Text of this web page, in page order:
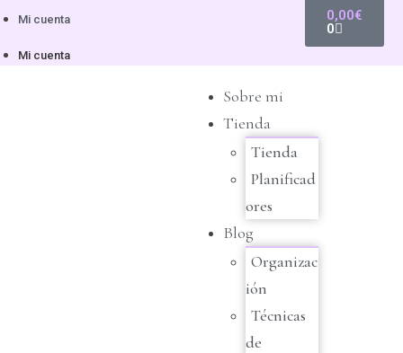
Mi cuenta
Mi cuenta
0,00€
0
Sobre mi
Tienda
Tienda
Planificad
ores
Blog
Organizac
ión
Técnicas
de